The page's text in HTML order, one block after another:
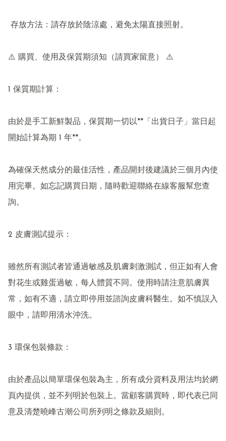
⚠️ 購買、使用及保質期須知（請買家留意） ⚠️
1 保質期計算：
由於是手工新鮮製品，保質期一切以**「出貨日子」當日起
開始計算為期 1 年**。
為確保天然成分的最佳活性，產品開封後建議於三個月內使
用完畢。如忘記購買日期，隨時歡迎聯絡在線客服幫您查
詢。
2 皮膚測試提示：
雖然所有測試者皆通過敏感及肌膚刺激測試，但正如有人會
對花生或雞蛋過敏，每人體質不同。使用時請注意肌膚異
常，如有不適，請立即停用並諮詢皮膚科醫生。如不慎誤入
眼中，請即用清水沖洗。
3 環保包裝條款：
由於產品以簡單環保包裝為主，所有成分資料及用法均於網
頁內提供，並不列明於包裝上。當顧客購買時，即代表已同